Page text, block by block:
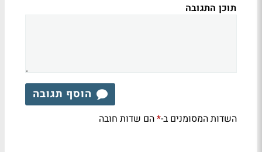
תוכן התגובה
הוסף תגובה
השדות המסומנים ב-*הם שדות חובה